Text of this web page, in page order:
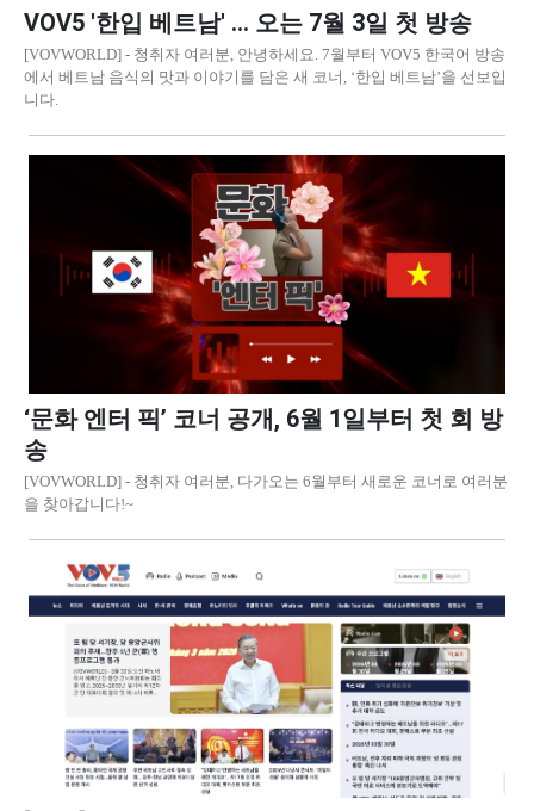
VOV5 '한입 베트남' ... 오는 7월 3일 첫 방송
[VOVWORLD] - 청취자 여러분, 안녕하세요. 7월부터 VOV5 한국어 방송
에서 베트남 음식의 맛과 이야기를 담은 새 코너, ‘한입 베트남’을 선보입
니다.
‘문화 엔터 픽’ 코너 공개, 6월 1일부터 첫 회 방
송
[VOVWORLD] - 청취자 여러분, 다가오는 6월부터 새로운 코너로 여러분
을 찾아갑니다!~